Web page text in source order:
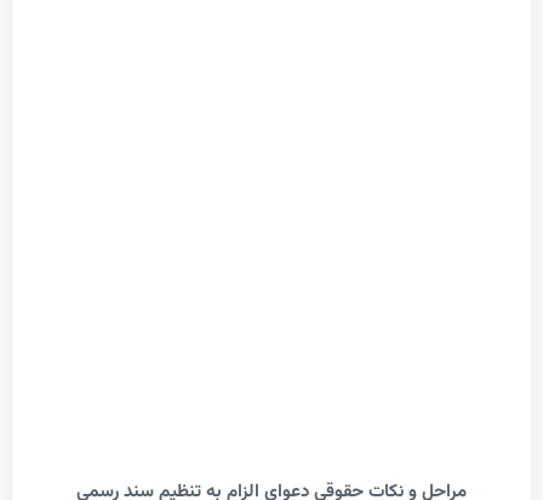
و نکات حقوقی دعوای الزام به تنظیم سند رسمی